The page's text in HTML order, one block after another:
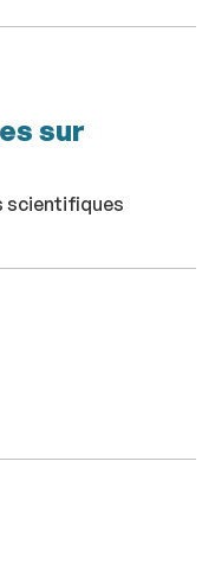
sur
scientifiques